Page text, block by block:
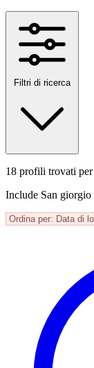
Filtri di ricerca
18 profili trovati per
Include San